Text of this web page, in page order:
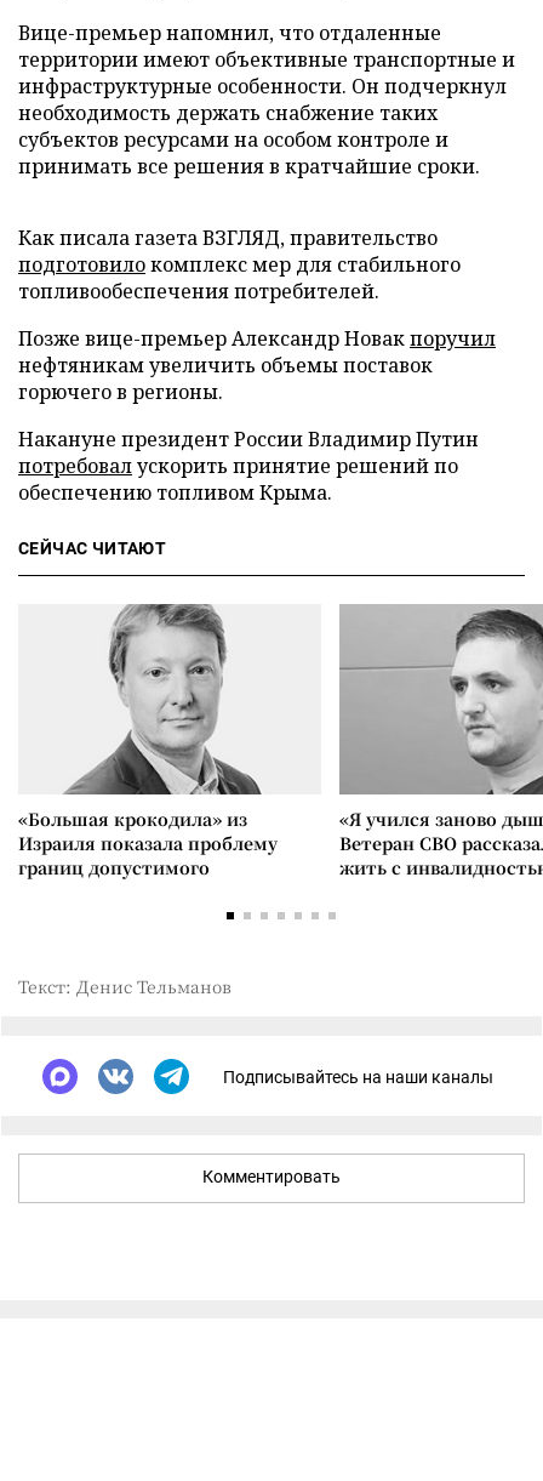
Вице-премьер напомнил, что отдаленные
территории имеют объективные транспортные и
инфраструктурные особенности. Он подчеркнул
необходимость держать снабжение таких
субъектов ресурсами на особом контроле и
принимать все решения в кратчайшие сроки.
Как писала газета ВЗГЛЯД, правительство
подготовилокомплекс мер для стабильного
топливообеспечения потребителей.
Позже вице-премьер Александр Новакпоручил
нефтяникам увеличить объемы поставок
горючего в регионы.
Накануне президент России Владимир Путин
потребовалускорить принятие решений по
обеспечению топливом Крыма.
СЕЙЧАС ЧИТАЮТ
«Большая крокодила» из
Израиля показала проблему
границ допустимого
«Я учился заново
Ветеран СВО
жить с
Текст: Денис Тельманов
Подписывайтесь на наши каналы
Комментировать